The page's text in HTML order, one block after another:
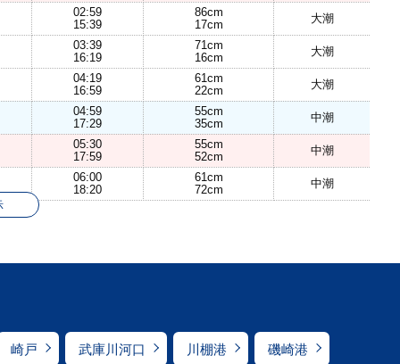
02:59
15:39
86cm
17cm
大潮
03:39
16:19
71cm
16cm
大潮
04:19
16:59
61cm
22cm
大潮
04:59
17:29
55cm
35cm
中潮
05:30
17:59
55cm
52cm
中潮
06:00
18:20
61cm
72cm
中潮
崎戸 武庫川河口 川棚港 磯崎港